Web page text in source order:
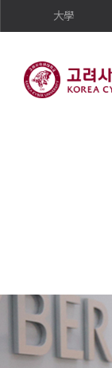
大學